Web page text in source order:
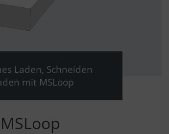
Laden, Schneiden
mit MSLoop